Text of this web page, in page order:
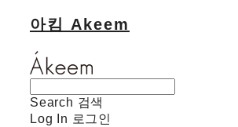
아킴 Akeem
Search 검색
Log In 로그인